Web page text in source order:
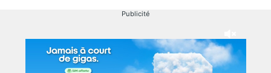
Publicité